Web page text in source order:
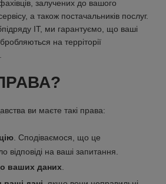
залучених до вашого
а також постачальників послуг.
ІТ, ми гарантуємо, що ваші
на терріторії
ви маєте такі права:
. Сподіваємося, що це
відповіді на ваші запитання.
ваших даних